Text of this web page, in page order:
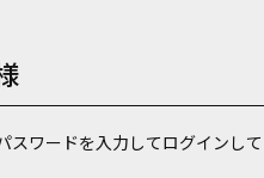
スワードを入力してログインして